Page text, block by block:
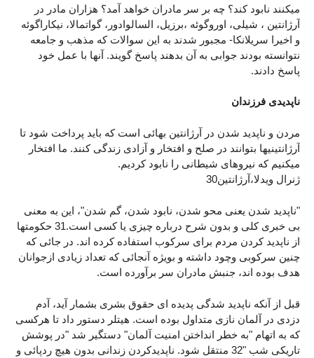
میکنند نابود کند؟ چه بر سر مادران خواهد آمد؟ هزاران مادر در
آرژانتین ، شیلی، اوروگوئه ،برزیل، السالوادور، گواتمالا، نیکاراگوئه
و اخیرا سریلانکا- مجبور شدند به این سوالات که مذهب و جامعه
نتوانسته بودند جوابی به آن بدهند پاسخ گویند. آنها با عمل خود
پاسخ دادند.
ناپدیدی فرزندان
مردن و ناپدید شدن در آرژانتین بهائی است که باید پرداخت شود تا
آرژانتینیها بتوانند در صلح و افتخار و آزادی زندگی کنند. ما افتخار
میکنیم که نیروهای شیطانی را نابود کردیم.
ژنرال ویدلا،آرژانتین30
"ناپدید شدن یعنی محو شدن، نابود شدن، گم شدن"، این به معنی
بی خبری کلی و بدون شرح درباره چیزی یا کسی است.31 حکومتها
از ناپدید کردن مردم برای سرکوب استفاده کرده اند. در جائی که
چنین سرکوبی وچود داشته و بویژه آنجائی که تعداد زیادی ازجوانان
هدف بوده اند، جنبش مادران سر برآورده است.
قبل از آنکه ناپدید شدگی پدیده ای حقوق بشری بشمار آید، آدم
دزدی در آلمان نازی متداول بوده است. هیتلر دستور داد تا هرکسی
که به اتهام "به خطر انداختن امنیت آلمان" دستگیر شد "در پوشش
تاریکی شب "32 منتقل شود. ناپدیدکردن زندانی بدون هیچ ردپائی و